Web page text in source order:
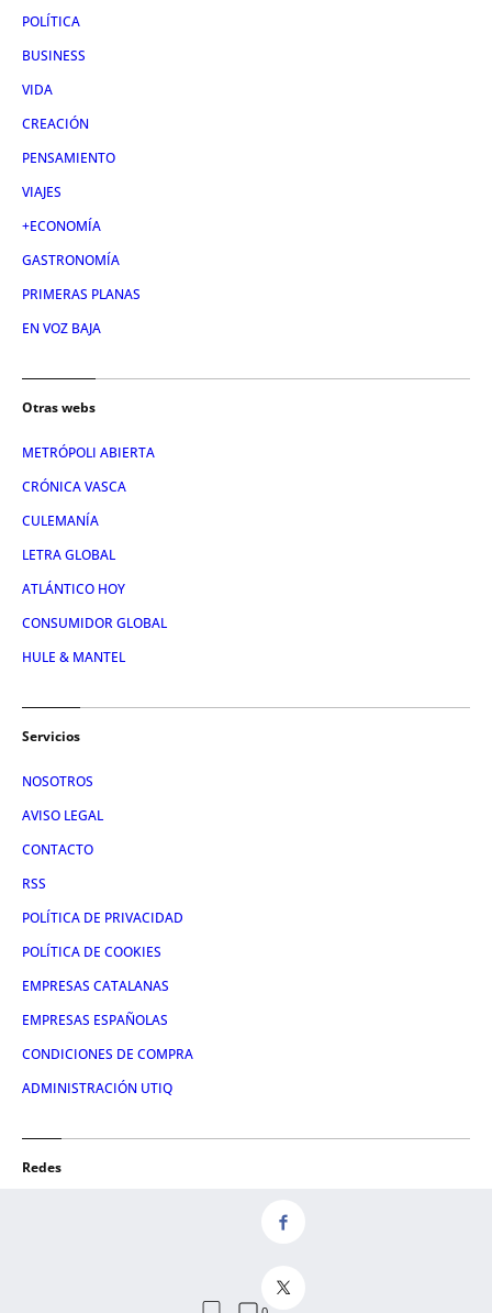
POLÍTICA
BUSINESS
VIDA
CREACIÓN
PENSAMIENTO
VIAJES
+ECONOMÍA
GASTRONOMÍA
PRIMERAS PLANAS
EN VOZ BAJA
Otras webs
METRÓPOLI ABIERTA
CRÓNICA VASCA
CULEMANÍA
LETRA GLOBAL
ATLÁNTICO HOY
CONSUMIDOR GLOBAL
HULE & MANTEL
Servicios
NOSOTROS
AVISO LEGAL
CONTACTO
RSS
POLÍTICA DE PRIVACIDAD
POLÍTICA DE COOKIES
EMPRESAS CATALANAS
EMPRESAS ESPAÑOLAS
CONDICIONES DE COMPRA
ADMINISTRACIÓN UTIQ
Redes